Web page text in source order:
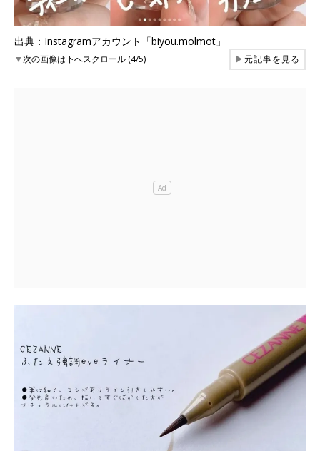
出典：Instagramアカウント「biyou.molmot」
▼次の画像は下へスクロール (4/5) ▶元記事を見る